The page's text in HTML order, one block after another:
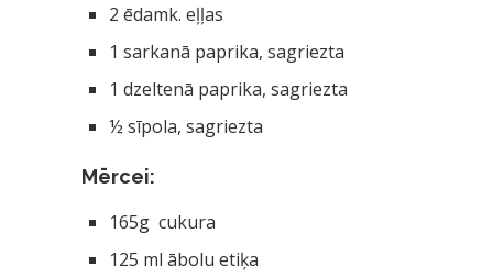
2 ēdamk. eļļas
1 sarkanā paprika, sagriezta
1 dzeltenā paprika, sagriezta
½ sīpola, sagriezta
Mērcei:
165g cukura
125 ml ābolu etiķa